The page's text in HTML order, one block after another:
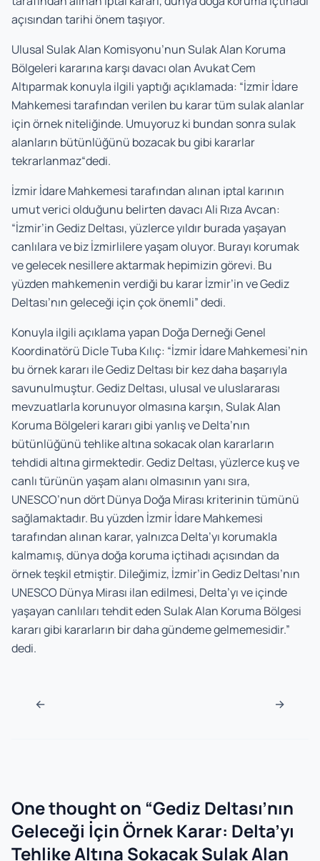
açısından tarihi önem taşıyor.
Ulusal Sulak Alan Komisyonu’nun Sulak Alan Koruma
Bölgeleri kararına karşı davacı olan Avukat Cem
Altıparmak konuyla ilgili yaptığı açıklamada: “İzmir İdare
Mahkemesi tarafından verilen bu karar tüm sulak alanlar
için örnek niteliğinde. Umuyoruz ki bundan sonra sulak
alanların bütünlüğünü bozacak bu gibi kararlar
tekrarlanmaz“dedi.
İzmir İdare Mahkemesi tarafından alınan iptal karının
umut verici olduğunu belirten davacı Ali Rıza Avcan:
“İzmir’in Gediz Deltası, yüzlerce yıldır burada yaşayan
canlılara ve biz İzmirlilere yaşam oluyor. Burayı korumak
ve gelecek nesillere aktarmak hepimizin görevi. Bu
yüzden mahkemenin verdiği bu karar İzmir’in ve Gediz
Deltası’nın geleceği için çok önemli” dedi.
Konuyla ilgili açıklama yapan Doğa Derneği Genel
Koordinatörü Dicle Tuba Kılıç: “İzmir İdare Mahkemesi’nin
bu örnek kararı ile Gediz Deltası bir kez daha başarıyla
savunulmuştur. Gediz Deltası, ulusal ve uluslararası
mevzuatlarla korunuyor olmasına karşın, Sulak Alan
Koruma Bölgeleri kararı gibi yanlış ve Delta’nın
bütünlüğünü tehlike altına sokacak olan kararların
tehdidi altına girmektedir. Gediz Deltası, yüzlerce kuş ve
canlı türünün yaşam alanı olmasının yanı sıra,
UNESCO’nun dört Dünya Doğa Mirası kriterinin tümünü
sağlamaktadır. Bu yüzden İzmir İdare Mahkemesi
tarafından alınan karar, yalnızca Delta’yı korumakla
kalmamış, dünya doğa koruma içtihadı açısından da
örnek teşkil etmiştir. Dileğimiz, İzmir’in Gediz Deltası’nın
UNESCO Dünya Mirası ilan edilmesi, Delta’yı ve içinde
yaşayan canlıları tehdit eden Sulak Alan Koruma Bölgesi
kararı gibi kararların bir daha gündeme gelmemesidir.”
dedi.
Post navigation
← →
One thought on “Gediz Deltası’nın
Geleceği İçin Örnek Karar: Delta’yı
Tehlike Altına Sokacak Sulak Alan